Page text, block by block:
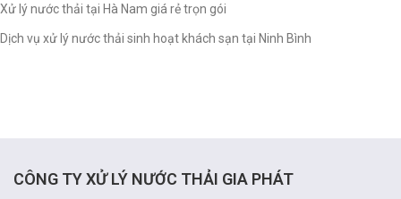
Xử lý nước thải tại Hà Nam giá rẻ trọn gói
Dịch vụ xử lý nước thải sinh hoạt khách sạn tại Ninh Bình
CÔNG TY XỬ LÝ NƯỚC THẢI GIA PHÁT